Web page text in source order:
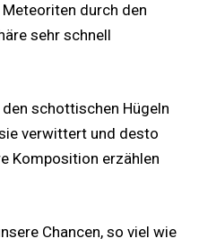
durch den
sehr schnell
schottischen Hügeln
verwittert und desto
Komposition erzählen
Chancen, so viel wie